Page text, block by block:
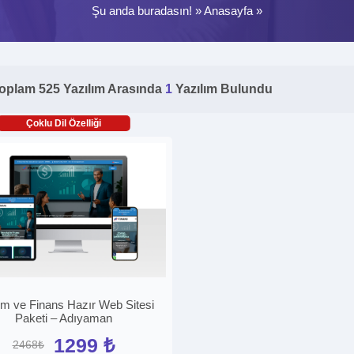
Şu anda buradasın! »Anasayfa »
525 Yazılım Arasında 1 Yazılım Bulundu
Çoklu Dil Özelliği
ve Finans Hazır Web Sitesi
Paketi – Adıyaman
2468₺ 1299 ₺